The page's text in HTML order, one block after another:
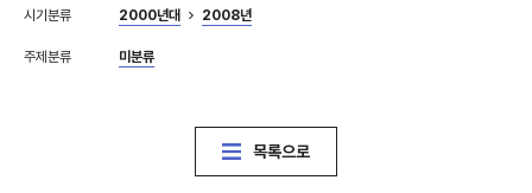
시기분류 2000년대 2008년
주제분류 미분류
목록으로